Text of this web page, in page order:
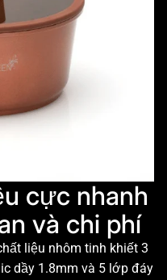
cực nhanh
và chi phí
liệu nhôm tinh khiết 3
dầy 1.8mm và 5 lớp đáy